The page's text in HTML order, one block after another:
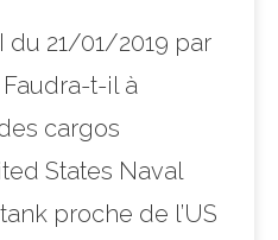
du 21/01/2019 par
t-il à
cargos
States Naval
proche de l’US